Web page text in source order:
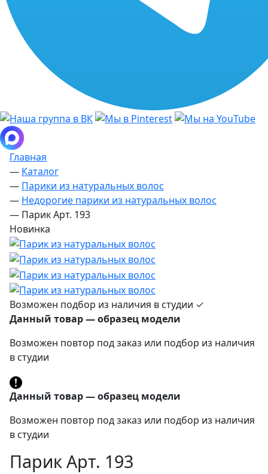
Главная
— Каталог
— Парики из натуральных волос
— Недорогие парики из натуральных волос
— Парик Арт. 193
Новинка
Возможен подбор из наличия в студии ✓
Данный товар — образец модели
Возможен повтор под заказ или подбор из наличия
в студии
Данный товар — образец модели
Возможен повтор под заказ или подбор из наличия
в студии
Парик Арт. 193